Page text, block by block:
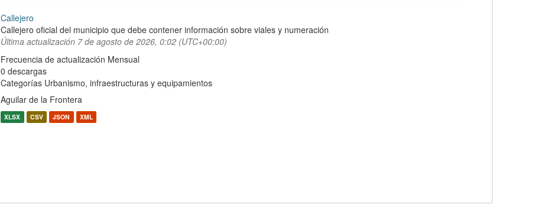
Callejero
Callejero oficial del municipio que debe contener información sobre viales y numeración
Última actualización 7 de agosto de 2026, 0:02 (UTC+00:00)
Frecuencia de actualización Mensual
0 descargas
Categorías Urbanismo, infraestructuras y equipamientos
Aguilar de la Frontera
XLSX CSV JSON XML